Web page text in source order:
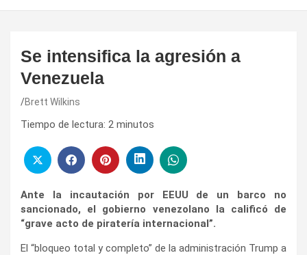
Se intensifica la agresión a
Venezuela
Brett Wilkins
Tiempo de lectura: 2 minutos
Ante la incautación por EEUU de un barco no
sancionado, el gobierno venezolano la calificó de
“grave acto de piratería internacional”.
El “bloqueo total y completo” de la administración Trump a